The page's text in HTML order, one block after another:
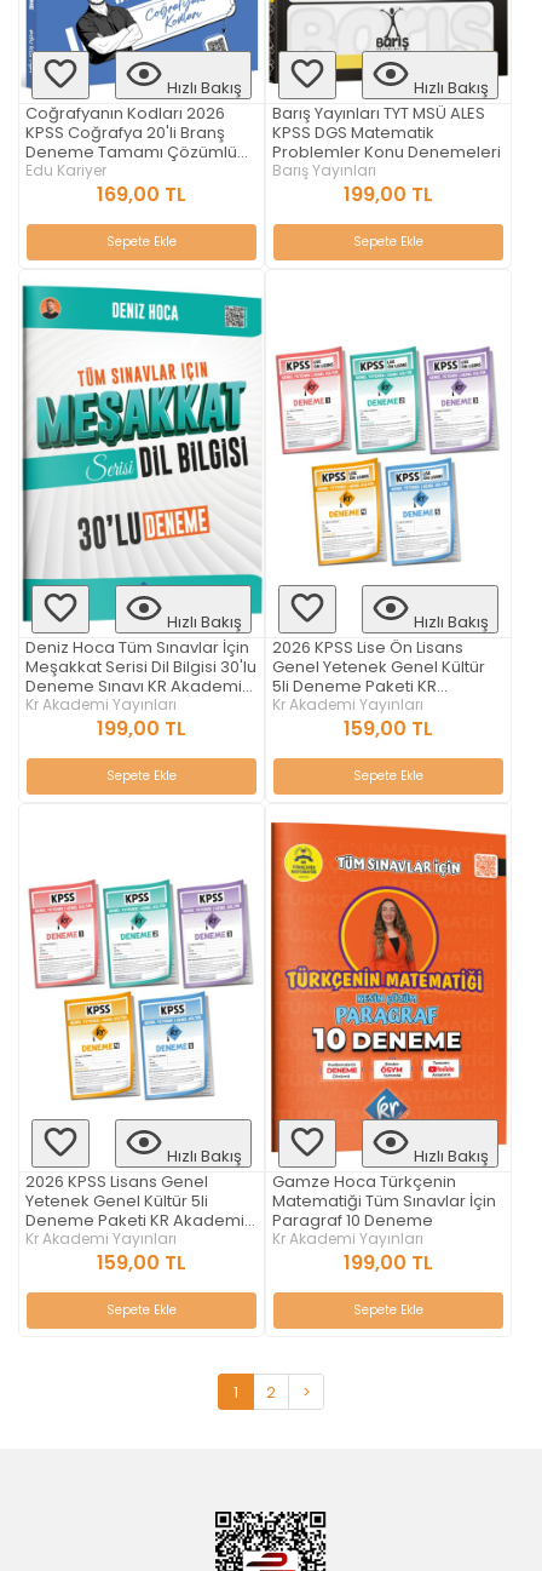
Hızlı Bakış
Coğrafyanın Kodları 2026
KPSS Coğrafya 20'li Branş
Deneme Tamamı Çözümlü
Edu Kariyer
Edu Kariyer
169,00 TL
Sepete Ekle
Hızlı Bakış
Barış Yayınları TYT MSÜ ALES
KPSS DGS Matematik
Problemler Konu Denemeleri
Barış Yayınları
199,00 TL
Sepete Ekle
Hızlı Bakış
Deniz Hoca Tüm Sınavlar İçin
Meşakkat Serisi Dil Bilgisi 30'lu
Deneme Sınavı KR Akademi
Yayınları
Kr Akademi Yayınları
199,00 TL
Sepete Ekle
Hızlı Bakış
2026 KPSS Lise Ön Lisans
Genel Yetenek Genel Kültür
5li Deneme Paketi KR
Akademi Yayınları
Kr Akademi Yayınları
159,00 TL
Sepete Ekle
Hızlı Bakış
2026 KPSS Lisans Genel
Yetenek Genel Kültür 5li
Deneme Paketi KR Akademi
Yayınları
Kr Akademi Yayınları
159,00 TL
Sepete Ekle
Hızlı Bakış
Gamze Hoca Türkçenin
Matematiği Tüm Sınavlar İçin
Paragraf 10 Deneme
Kr Akademi Yayınları
199,00 TL
Sepete Ekle
1 2 >